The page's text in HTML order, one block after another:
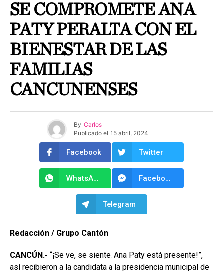
SE COMPROMETE ANA
PATY PERALTA CON EL
BIENESTAR DE LAS
FAMILIAS
CANCUNENSES
By Carlos
Publicado el 15 abril, 2024
Facebook Twitter
WhatsApp Facebook Messenger
Telegram
Redacción / Grupo Cantón
CANCÚN.- “¡Se ve, se siente, Ana Paty está presente!”,
así recibieron a la candidata a la presidencia municipal de